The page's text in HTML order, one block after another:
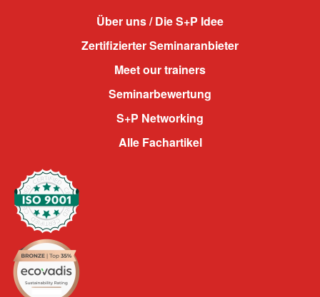
Über uns / Die S+P Idee
Zertifizierter Seminaranbieter
Meet our trainers
Seminarbewertung
S+P Networking
Alle Fachartikel